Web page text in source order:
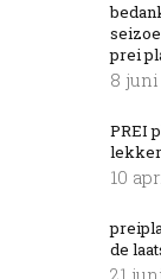
prei
8 juni
PREI
10
de